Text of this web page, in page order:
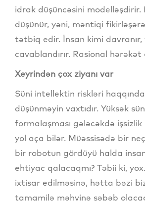
idrak düşüncəsini modelləşdirir.
düşünür, yəni, məntiqi
tətbiq edir. İnsan kimi davranır,
cavablandırır. Rasional hərəkət
Xeyrindən çox ziyanı var
Süni intellektin riskləri
düşünməyin vaxtıdır. Yüksək
formalaşması gələcəkdə
yol aça bilər. Müəssisədə bir
bir robotun gördüyü halda
ehtiyac qalacaqmı? Təbii ki,
ixtisar edilməsinə, hətta bəzi
tamamilə məhvinə səbəb